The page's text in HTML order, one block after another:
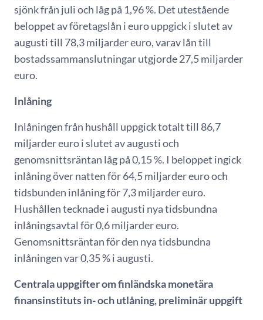
sjönk från juli och låg på 1,96 %. Det utestående
beloppet av företagslån i euro uppgick i slutet av
augusti till 78,3 miljarder euro, varav lån till
bostadssammanslutningar utgjorde 27,5 miljarder
euro.
Inlåning
Inlåningen från hushåll uppgick totalt till 86,7
miljarder euro i slutet av augusti och
genomsnittsräntan låg på 0,15 %. I beloppet ingick
inlåning över natten för 64,5 miljarder euro och
tidsbunden inlåning för 7,3 miljarder euro.
Hushållen tecknade i augusti nya tidsbundna
inlåningsavtal för 0,6 miljarder euro.
Genomsnittsräntan för den nya tidsbundna
inlåningen var 0,35 % i augusti.
Centrala uppgifter om finländska monetära
finansinstituts in- och utlåning, preliminär uppgift